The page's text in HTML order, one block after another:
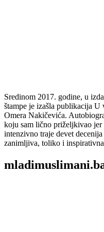
Sredinom 2017. godine, u
štampe je izašla publikacija U
Omera Nakičevića.
koju sam lično priželjkivao jer
intenzivno traje devet
zanimljiva, toliko i